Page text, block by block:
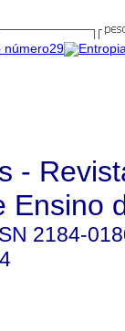
-
Ensino
2184-